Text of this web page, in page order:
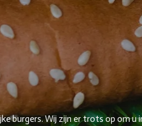
burgers. Wij zijn er trots op om u